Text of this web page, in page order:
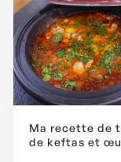
Ma recette de
de keftas et